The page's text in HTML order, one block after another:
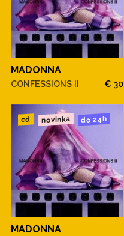
MADONNA
CONFESSIONS II € 30
cd novinka do 24h
MADONNA